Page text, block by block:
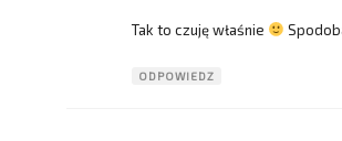
Tak to czuję właśnie
ODPOWIEDZ